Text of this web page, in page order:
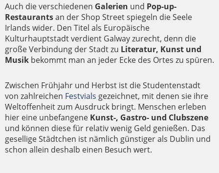
Auch die verschiedenen Galerien und Pop-up-
Restaurantsan der Shop Street spiegeln die Seele
Irlands wider. Den Titel als Europäische
Kulturhauptstadt verdient Galway zurecht, denn die
große Verbindung der Stadt zu Literatur, Kunst und
Musik bekommt man an jeder Ecke des Ortes zu spüren.
Zwischen Frühjahr und Herbst ist die Studentenstadt
von zahlreichen Festvials gezeichnet, mit denen sie ihre
Weltoffenheit zum Ausdruck bringt. Menschen erleben
hier eine unbefangene Kunst-, Gastro- und Clubszene
und können diese für relativ wenig Geld genießen. Das
gesellige Städtchen ist nämlich günstiger als Dublin und
schon allein deshalb einen Besuch wert.